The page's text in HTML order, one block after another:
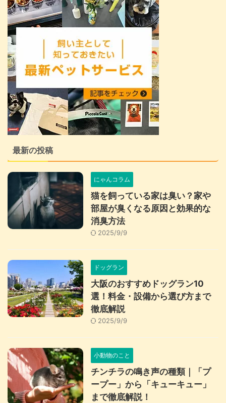
最新の投稿
にゃんコラム
猫を飼っている家は臭い？家や
部屋が臭くなる原因と効果的な
消臭方法
2025/9/9
ドッグラン
大阪のおすすめドッグラン10
選！料金・設備から選び方まで
徹底解説
2025/9/9
小動物のこと
チンチラの鳴き声の種類｜「プ
ープー」から「キューキュー」
まで徹底解説！